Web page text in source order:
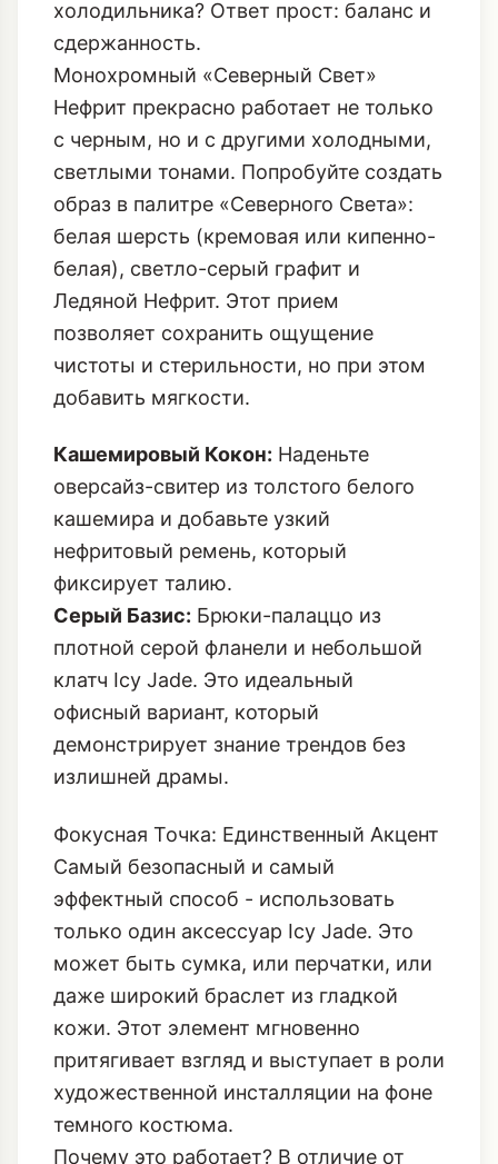
холодильника? Ответ прост: баланс и
сдержанность.
Монохромный «Северный Свет»
Нефрит прекрасно работает не только
с черным, но и с другими холодными,
светлыми тонами. Попробуйте создать
образ в палитре «Северного Света»:
белая шерсть (кремовая или кипенно-
белая), светло-серый графит и
Ледяной Нефрит. Этот прием
позволяет сохранить ощущение
чистоты и стерильности, но при этом
добавить мягкости.
Кашемировый Кокон: Наденьте
оверсайз-свитер из толстого белого
кашемира и добавьте узкий
нефритовый ремень, который
фиксирует талию.
Серый Базис: Брюки-палаццо из
плотной серой фланели и небольшой
клатч Icy Jade. Это идеальный
офисный вариант, который
демонстрирует знание трендов без
излишней драмы.
Фокусная Точка: Единственный Акцент
Самый безопасный и самый
эффектный способ - использовать
только один аксессуар Icy Jade. Это
может быть сумка, или перчатки, или
даже широкий браслет из гладкой
кожи. Этот элемент мгновенно
притягивает взгляд и выступает в роли
художественной инсталляции на фоне
темного костюма.
Почему это работает? В отличие от